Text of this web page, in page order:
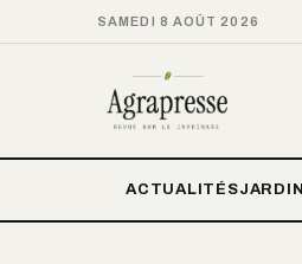
SAMEDI 8 AOÛT 2026
ACTUALITÉSJARDIN